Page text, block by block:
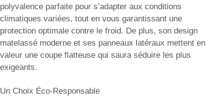
polyvalence parfaite pour s’adapter aux conditions
climatiques variées, tout en vous garantissant une
protection optimale contre le froid. De plus, son design
matelassé moderne et ses panneaux latéraux mettent en
valeur une coupe flatteuse qui saura séduire les plus
exigeants.
Un Choix Éco-Responsable